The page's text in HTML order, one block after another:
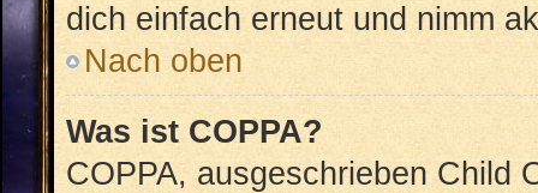
dich einfach erneut und nimm
Nach oben
Was ist COPPA?
COPPA, ausgeschrieben Child